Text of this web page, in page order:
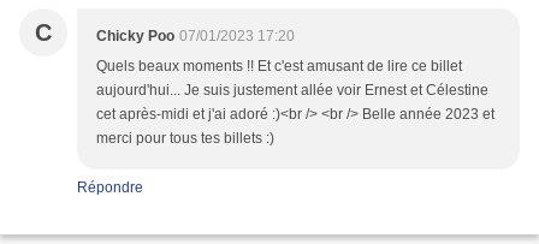
C Chicky Poo 07/01/2023 17:20
Quels beaux moments !! Et c'est amusant de lire ce billet
aujourd'hui... Je suis justement allée voir Ernest et Célestine
cet après-midi et j'ai adoré :)<br /> <br /> Belle année 2023 et
merci pour tous tes billets :)
Répondre